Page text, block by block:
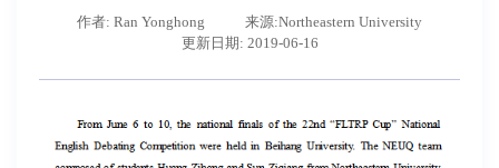
作者: Ran Yonghong
来源:Northeastern University
更新日期: 2019-06-16